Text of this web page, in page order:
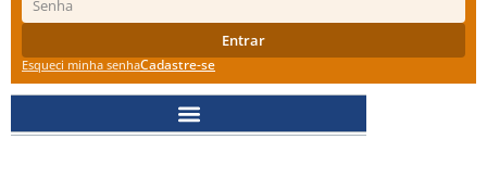
Entrar
Esqueci minha senhaCadastre-se